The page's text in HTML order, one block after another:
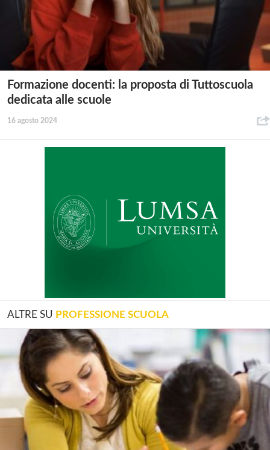
Formazione docenti: la proposta di Tuttoscuola
dedicata alle scuole
16 agosto 2024
ALTRE SU PROFESSIONE SCUOLA